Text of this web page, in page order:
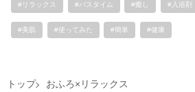
#リラックス #バスタイム #癒し #入浴剤
#美肌 #使ってみた #簡単 #健康
トップ おふろ×リラックス